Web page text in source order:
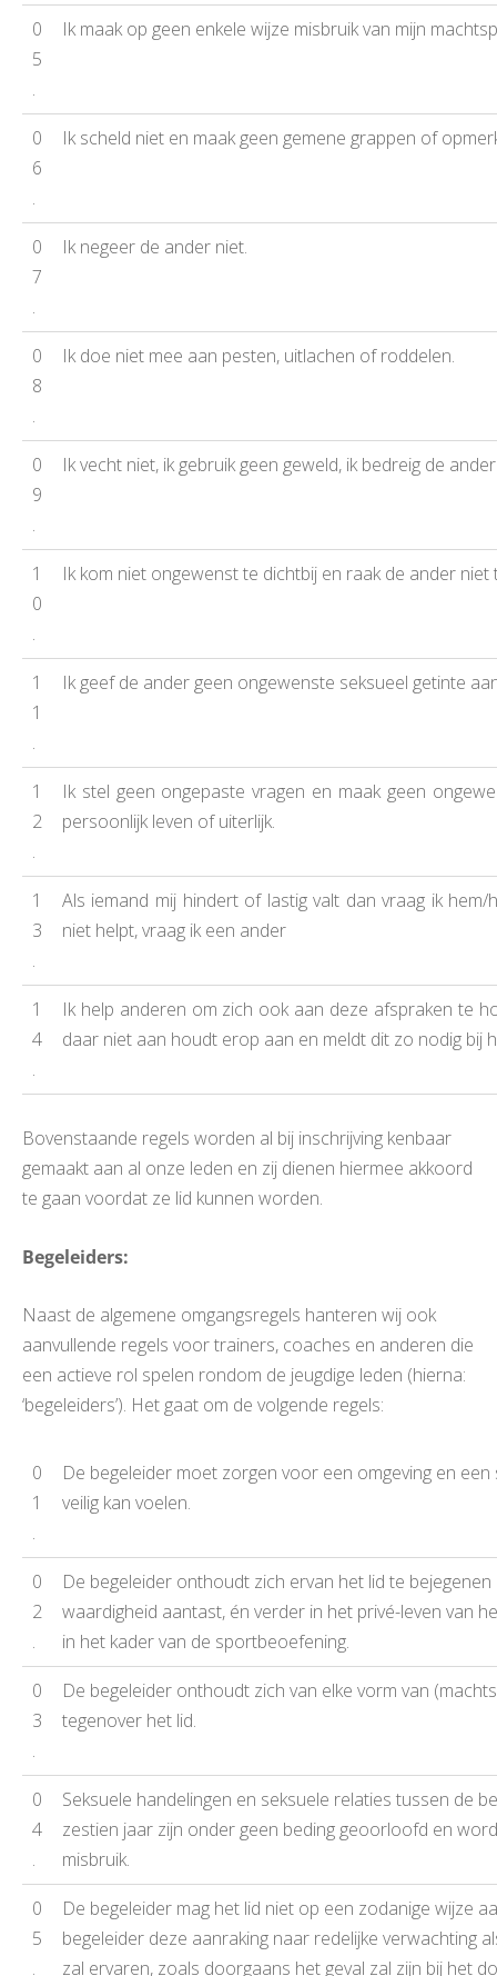
0
5
.
Ik maak op geen enkele wijze misbruik van mijn
0
6
.
Ik scheld niet en maak geen gemene grappen of
0
7
.
Ik negeer de ander niet.
0
8
.
Ik doe niet mee aan pesten, uitlachen of roddelen.
0
9
.
Ik vecht niet, ik gebruik geen geweld, ik bedreig de
1
0
.
Ik kom niet ongewenst te dichtbij en raak de ander
1
1
.
Ik geef de ander geen ongewenste seksueel getinte
1
2
.
Ik stel geen ongepaste vragen en maak geen
persoonlijk leven of uiterlijk.
1
3
.
Als iemand mij hindert of lastig valt dan vraag ik
niet helpt, vraag ik een ander
1
4
.
Ik help anderen om zich ook aan deze afspraken te
daar niet aan houdt erop aan en meldt dit zo nodig bij
Bovenstaande regels worden al bij inschrijving kenbaar
gemaakt aan al onze leden en zij dienen hiermee akkoord
te gaan voordat ze lid kunnen worden.
Begeleiders:
Naast de algemene omgangsregels hanteren wij ook
aanvullende regels voor trainers, coaches en anderen die
een actieve rol spelen rondom de jeugdige leden (hierna:
‘begeleiders’). Het gaat om de volgende regels:
0
1
.
De begeleider moet zorgen voor een omgeving en
veilig kan voelen.
0
2
.
De begeleider onthoudt zich ervan het lid te
waardigheid aantast, én verder in het privé-leven van
in het kader van de sportbeoefening.
0
3
.
De begeleider onthoudt zich van elke vorm van
tegenover het lid.
0
4
.
Seksuele handelingen en seksuele relaties tussen de
zestien jaar zijn onder geen beding geoorloofd en
misbruik.
0
5
.
De begeleider mag het lid niet op een zodanige wijze
begeleider deze aanraking naar redelijke verwachting
zal ervaren, zoals doorgaans het geval zal zijn bij het